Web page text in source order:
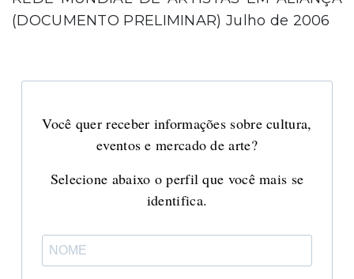
(DOCUMENTO PRELIMINAR) Julho de 2006
Você quer receber informações sobre cultura,
eventos e mercado de arte?
Selecione abaixo o perfil que você mais se
identifica.